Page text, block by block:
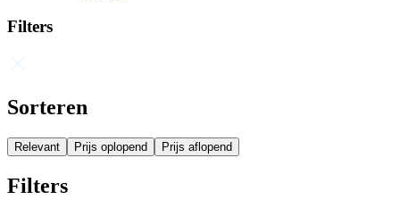
Filters
Sorteren
Relevant Prijs oplopend Prijs aflopend
Filters